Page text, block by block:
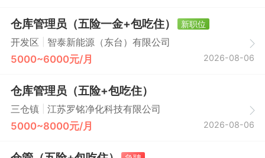
仓库管理员（五险一金+包吃住）
新职位
开发区
智泰新能源（东台）有限公司
5000~6000元/月 2026-08-06
仓库管理员（五险+包吃住）
三仓镇 江苏罗铭净化科技有限公司
5000~8000元/月 2026-08-06